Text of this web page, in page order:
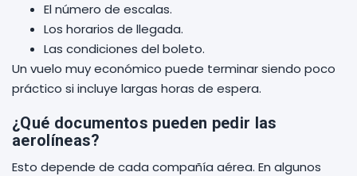
El número de escalas.
Los horarios de llegada.
Las condiciones del boleto.
Un vuelo muy económico puede terminar siendo poco
práctico si incluye largas horas de espera.
¿Qué documentos pueden pedir las
aerolíneas?
Esto depende de cada compañía aérea. En algunos